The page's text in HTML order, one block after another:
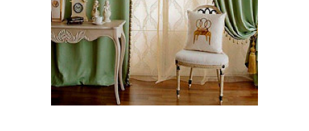
Шторы к зеленым
обоям